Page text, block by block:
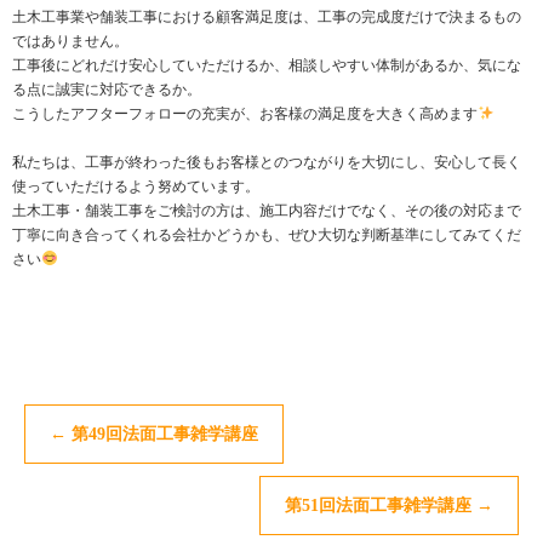
土木工事業や舗装工事における顧客満足度は、工事の完成度だけで決まるもの
ではありません。
工事後にどれだけ安心していただけるか、相談しやすい体制があるか、気にな
る点に誠実に対応できるか。
こうしたアフターフォローの充実が、お客様の満足度を大きく高めます
私たちは、工事が終わった後もお客様とのつながりを大切にし、安心して長く
使っていただけるよう努めています。
土木工事・舗装工事をご検討の方は、施工内容だけでなく、その後の対応まで
丁寧に向き合ってくれる会社かどうかも、ぜひ大切な判断基準にしてみてくだ
さい
← 第49回法面工事雑学講座
第51回法面工事雑学講座 →